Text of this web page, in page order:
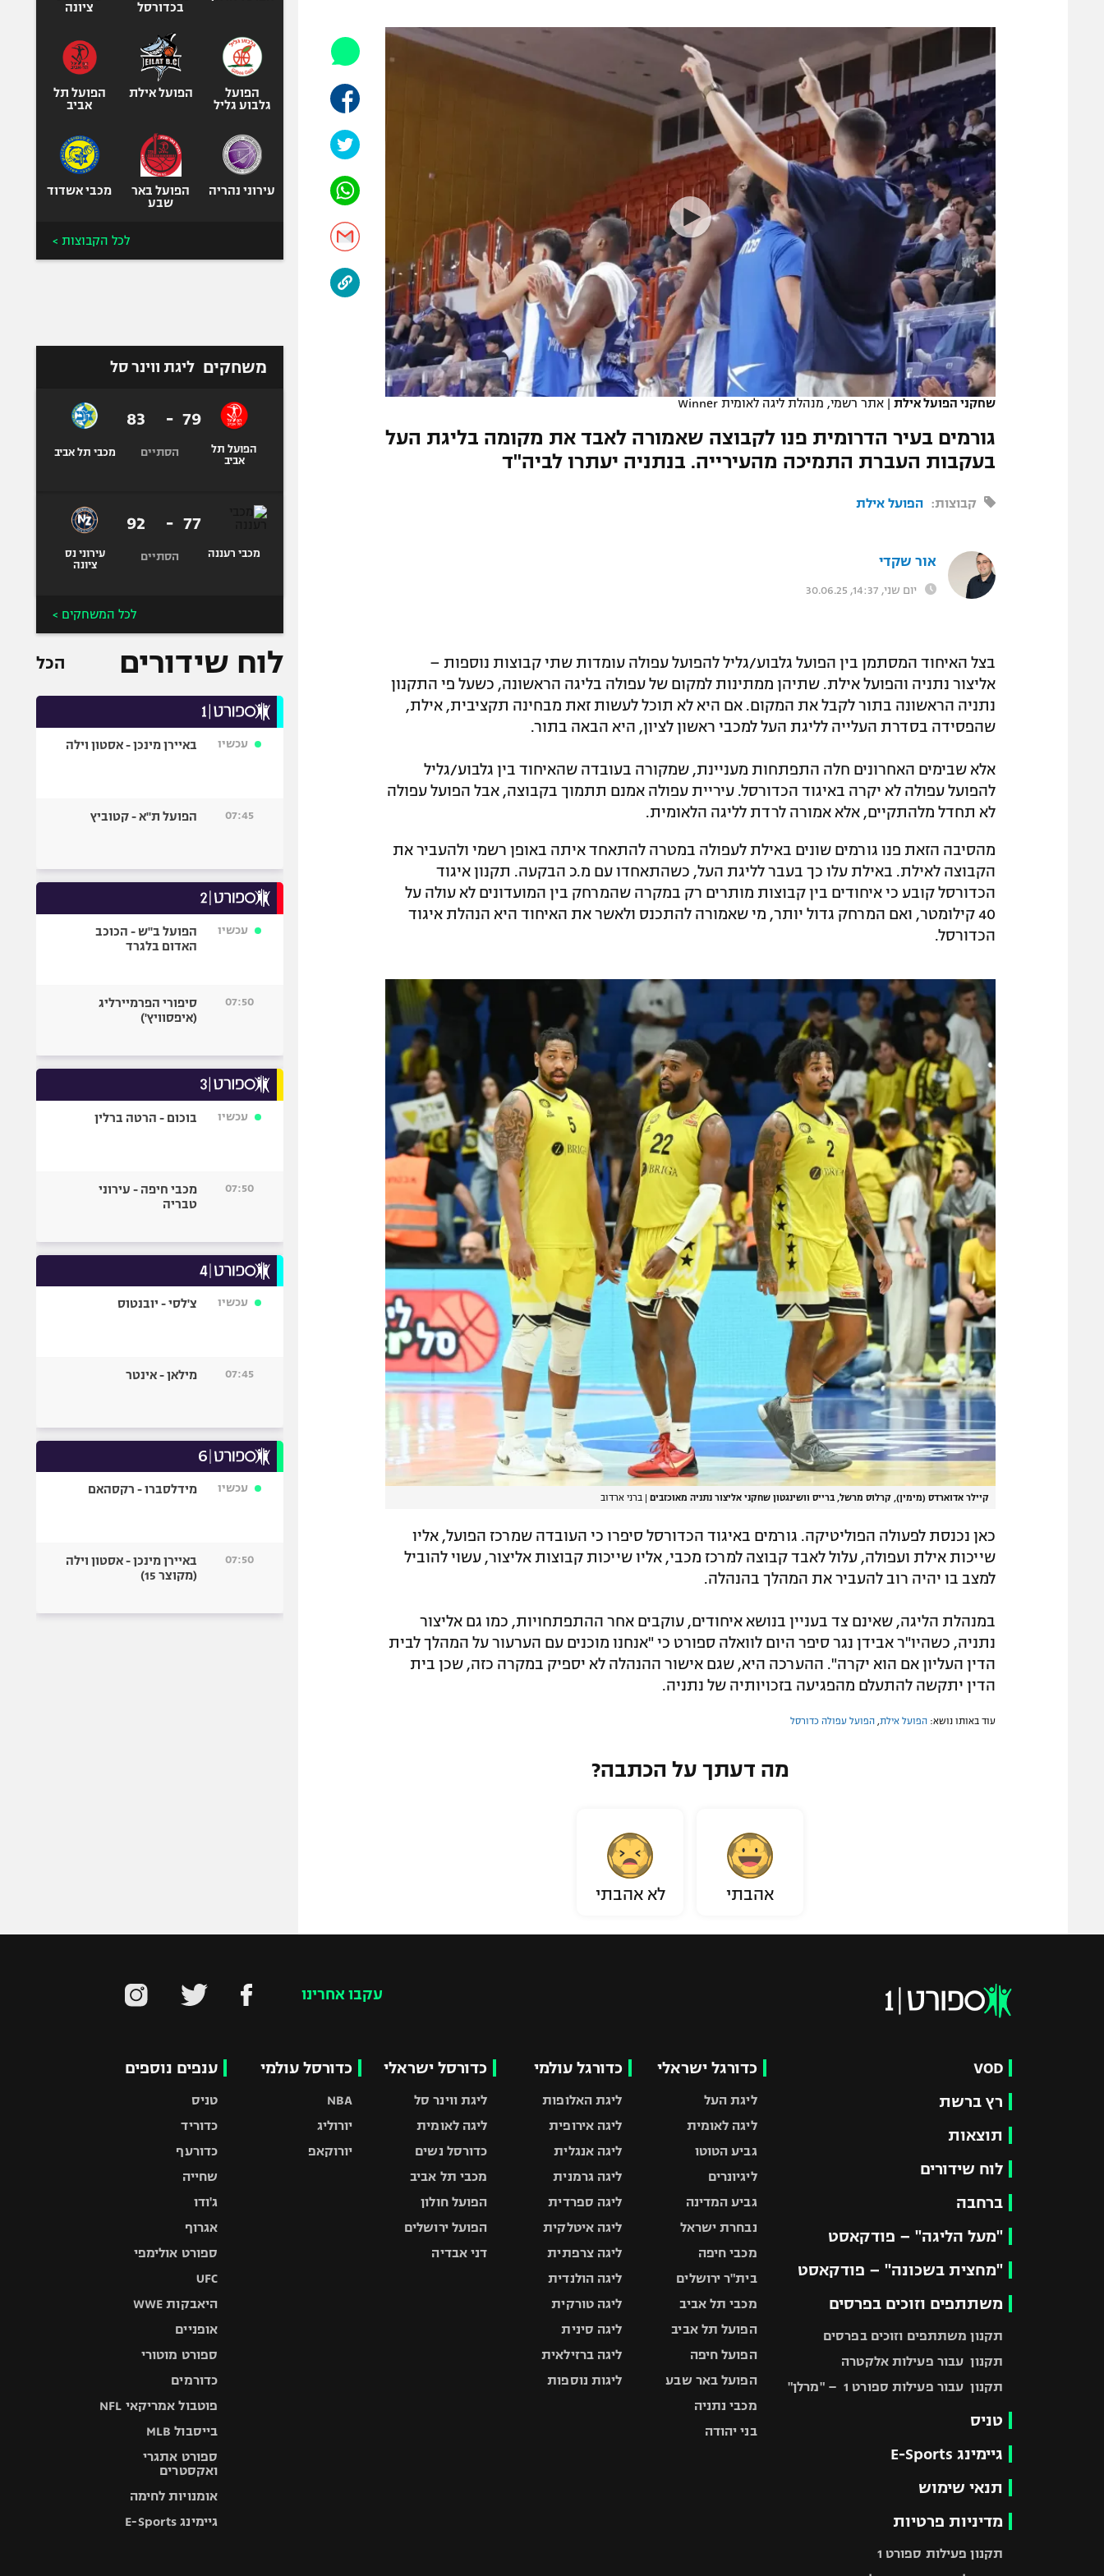
תקנון משתתפים וזוכים בפרסים
תקנון עבור פעילות אלקטרה
תקנון עבור פעילות ספורט 1 – "מרלן"
גיימינג E-Sports
תנאי שימוש
מדיניות פרטיות
תקנון פעילות ספורט 1
רשיון להקרנה פומבית לבית עסק
הצטרפות לחבילת הערוצים
לוח דרושים – ג'ובנט
תגיות
המגזין
הפועל תל אביב
הפועל חיפה
הפועל באר שבע
מכבי נתניה
בני יהודה
ליגה סינית
ליגות נוספות
ספורט מוטורי
כדורמים
ספורט אתגרי
ואקסטרים
אומנויות לחימה
שחקני הפועל אילת | אתר רשמי, מנהלת ליגה לאומית Winner
גורמים בעיר הדרומית פנו לקבוצה שאמורה לאבד את מקומה בליגת העל
בעקבות העברת התמיכה מהעירייה. בנתניה יעתרו לביה"ד
קבוצות: הפועל אילת
אור שקדי
יום שני, 14:37, 30.06.25
בצל האיחוד המסתמן בין הפועל גלבוע/גליל להפועל עפולה עומדות שתי קבוצות נוספות –
אליצור נתניה והפועל אילת. שתיהן ממתינות למקום של עפולה בליגה הראשונה, כשעל פי התקנון
נתניה הראשונה בתור לקבל את המקום. אם היא לא תוכל לעשות זאת מבחינה תקציבית, אילת,
שהפסידה בסדרת העלייה לליגת העל למכבי ראשון לציון, היא הבאה בתור.
אלא שבימים האחרונים חלה התפתחות מעניינת, שמקורה בעובדה שהאיחוד בין גלבוע/גליל
להפועל עפולה לא יקרה באיגוד הכדורסל. עיריית עפולה אמנם תתמוך בקבוצה, אבל הפועל עפולה
לא תחדל מלהתקיים, אלא אמורה לרדת לליגה הלאומית.
מהסיבה הזאת פנו גורמים שונים באילת לעפולה במטרה להתאחד איתה באופן רשמי ולהעביר את
הקבוצה לאילת. באילת עלו כך בעבר לליגת העל, כשהתאחדו עם מ.כ הבקעה. תקנון איגוד
הכדורסל קובע כי איחודים בין קבוצות מותרים רק במקרה שהמרחק בין המועדונים לא עולה על
40 קילומטר, ואם המרחק גדול יותר, מי שאמורה להתכנס ולאשר את האיחוד היא הנהלת איגוד
הכדורסל.
קיילר אדוארדס (מימין), קרלוס מרשל, ברייס וושינגטון שחקני אליצור נתניה מאוכזבים | ברני ארדוב
כאן נכנסת לפעולה הפוליטיקה. גורמים באיגוד הכדורסל סיפרו כי העובדה שמרכז הפועל, אליו
שייכות אילת ועפולה, עלול לאבד קבוצה למרכז מכבי, אליו שייכות קבוצות אליצור, עשוי להוביל
למצב בו יהיה רוב להעביר את המהלך בהנהלה.
במנהלת הליגה, שאינם צד בעניין בנושא איחודים, עוקבים אחר ההתפתחויות, כמו גם אליצור
נתניה, כשהיו"ר אבידן נגר סיפר היום לוואלה ספורט כי "אנחנו מוכנים עם הערעור על המהלך לבית
הדין העליון אם הוא יקרה". ההערכה היא, שגם אישור ההנהלה לא יספיק במקרה כזה, שכן בית
הדין יתקשה להתעלם מהפגיעה בזכויותיה של נתניה.
עוד באותו נושא: הפועל אילת הפועל עפולה כדורסל
מה דעתך על הכתבה?
אהבתי לא אהבתי
בכדורסל
ציונה
הפועל
גלבוע גליל
הפועל אילת
הפועל תל
אביב
עירוני נהריה
הפועל באר
שבע
מכבי אשדוד
לכל הקבוצות >
משחקים ליגת ווינר סל
הפועל תל
אביב
79
-
83
הסתיים מכבי תל אביב
מכבי רעננה
77
-
92
הסתיים
עירוני נס
ציונה
לכל המשחקים >
לוח שידורים הכל
עכשיו באיירן מינכן - אסטון וילה
07:45 הפועל ת"א - קטוביץ
עכשיו
הפועל ב"ש - הכוכב
האדום בלגרד
07:50
סיפורי הפרמיירליג
(איפסוויץ')
עכשיו בוכום - הרטה ברלין
07:50
מכבי חיפה - עירוני
טבריה
עכשיו צ'לסי - יובנטוס
07:45 מילאן - אינטר
עכשיו מידלסברו - רקסהאם
07:50
באיירן מינכן - אסטון וילה
(מקוצר 15)
עקבו אחרינו
VOD
רץ ברשת
תוצאות
לוח שידורים
ברחבה
"מעל הליגה" – פודקאסט
"מחצית בשכונה" – פודקאסט
משתתפים וזוכים בפרסים
תקנון משתתפים וזוכים בפרסים
תקנון עבור פעילות אלקטרה
תקנון עבור פעילות ספורט 1 – "מרלן"
טניס
גיימינג E-Sports
תנאי שימוש
מדיניות פרטיות
תקנון פעילות ספורט 1
כדורגל ישראלי
ליגת העל
ליגה לאומית
גביע הטוטו
ליגיונרים
גביע המדינה
נבחרת ישראל
מכבי חיפה
בית"ר ירושלים
מכבי תל אביב
הפועל תל אביב
הפועל חיפה
הפועל באר שבע
מכבי נתניה
בני יהודה
כדורגל עולמי
ליגת האלופות
ליגה אירופית
ליגה אנגלית
ליגה גרמנית
ליגה ספרדית
ליגה איטלקית
ליגה צרפתית
ליגה הולנדית
ליגה טורקית
ליגה סינית
ליגה ברזילאית
ליגות נוספות
כדורסל ישראלי
ליגת ווינר סל
ליגה לאומית
כדורסל נשים
מכבי תל אביב
הפועל חולון
הפועל ירושלים
דני אבדיה
כדורסל עולמי
NBA
יורוליג
יורוקאפ
ענפים נוספים
טניס
כדוריד
כדורעף
שחייה
ג'ודו
אגרוף
ספורט אולימפי
UFC
היאבקות WWE
אופניים
ספורט מוטורי
כדורמים
פוטבול אמריקאי NFL
בייסבול MLB
ספורט אתגרי
ואקסטרים
אומנויות לחימה
גיימינג E-Sports